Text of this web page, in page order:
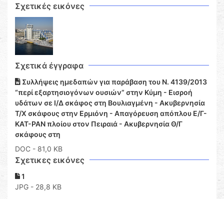
Σχετικές εικόνες
Σχετικά έγγραφα
Συλλήψεις ημεδαπών για παράβαση του Ν. 4139/2013
“περί εξαρτησιογόνων ουσιών” στην Κύμη - Εισροή
υδάτων σε Ι/Δ σκάφος στη Βουλιαγμένη - Ακυβερνησία
Τ/Χ σκάφους στην Ερμιόνη - Απαγόρευση απόπλου Ε/Γ-
ΚΑΤ-ΡΑΝ πλοίου στον Πειραιά - Ακυβερνησία Θ/Γ
σκάφους στη
DOC - 81,0 KB
Σχετικες εικόνες
1
JPG - 28,8 KB